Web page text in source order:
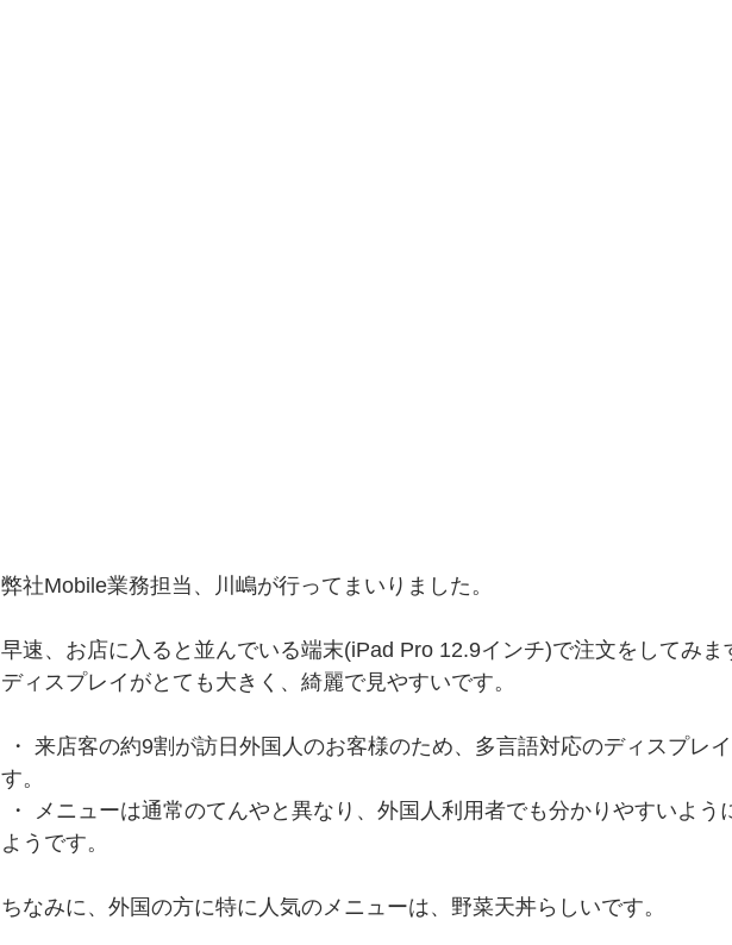
弊社Mobile業務担当、川嶋が行ってまいりました。
早速、お店に入ると並んでいる端末(iPad Pro 12.9インチ)で注文をしてみま
ディスプレイがとても大きく、綺麗で見やすいです。
す。
ようです。
ちなみに、外国の方に特に人気のメニューは、野菜天丼らしいです。